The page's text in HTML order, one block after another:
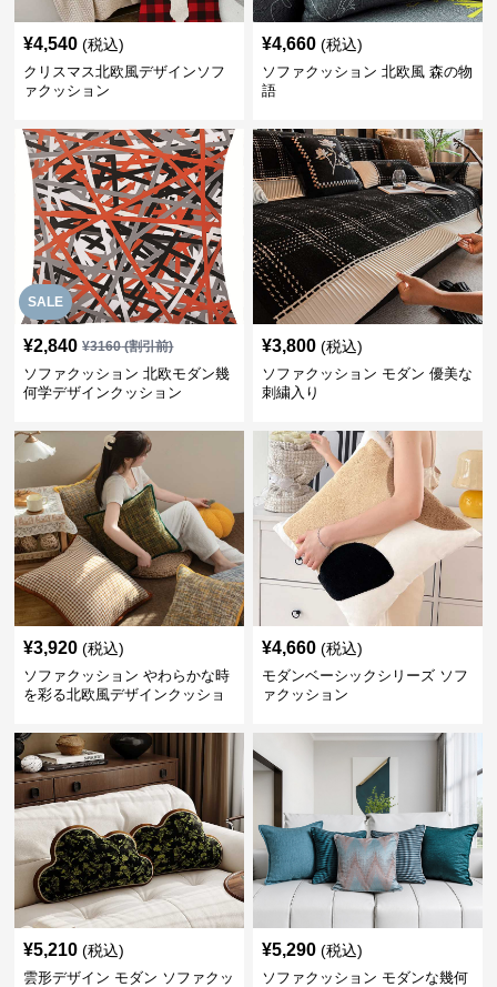
¥4,540 (税込)
クリスマス北欧風デザインソフ
ァクッション
¥4,660 (税込)
ソファクッション 北欧風 森の物
語
SALE
¥2,840 ¥3160(割引前)
ソファクッション 北欧モダン幾
何学デザインクッション
¥3,800 (税込)
ソファクッション モダン 優美な
刺繍入り
¥3,920 (税込)
ソファクッション やわらかな時
を彩る北欧風デザインクッショ
¥4,660 (税込)
モダンベーシックシリーズ ソフ
ァクッション
¥5,210 (税込)
雲形デザイン モダン ソファクッ
¥5,290 (税込)
ソファクッション モダンな幾何